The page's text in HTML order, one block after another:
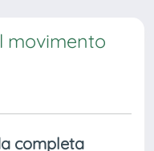
movimento
completa